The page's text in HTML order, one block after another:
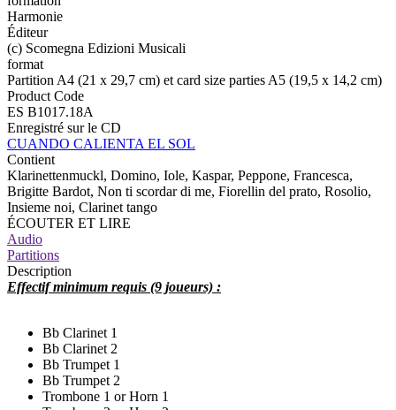
Harmonie
Éditeur
(c) Scomegna Edizioni Musicali
format
Partition A4 (21 x 29,7 cm) et card size parties A5 (19,5 x 14,2 cm)
Product Code
ES B1017.18A
Enregistré sur le CD
CUANDO CALIENTA EL SOL
Contient
Klarinettenmuckl, Domino, Iole, Kaspar, Peppone, Francesca,
Brigitte Bardot, Non ti scordar di me, Fiorellin del prato, Rosolio,
Insieme noi, Clarinet tango
ÉCOUTER ET LIRE
Audio
Partitions
Description
Effectif minimum requis (9 joueurs) :
Bb Clarinet 1
Bb Clarinet 2
Bb Trumpet 1
Bb Trumpet 2
Trombone 1 or Horn 1